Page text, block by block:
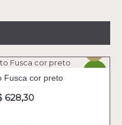
Fusca cor preto
628,30